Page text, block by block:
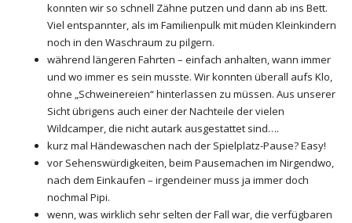
konnten wir so schnell Zähne putzen und dann ab ins Bett.
Viel entspannter, als im Familienpulk mit müden Kleinkindern
noch in den Waschraum zu pilgern.
während längeren Fahrten – einfach anhalten, wann immer
und wo immer es sein musste. Wir konnten überall aufs Klo,
ohne „Schweinereien“ hinterlassen zu müssen. Aus unserer
Sicht übrigens auch einer der Nachteile der vielen
Wildcamper, die nicht autark ausgestattet sind….
kurz mal Händewaschen nach der Spielplatz-Pause? Easy!
vor Sehenswürdigkeiten, beim Pausemachen im Nirgendwo,
nach dem Einkaufen – irgendeiner muss ja immer doch
nochmal Pipi.
wenn, was wirklich sehr selten der Fall war, die verfügbaren